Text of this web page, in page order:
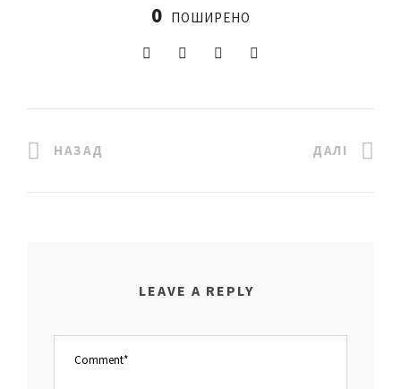
0 ПОШИРЕНО
НАЗАД ДАЛІ
LEAVE A REPLY